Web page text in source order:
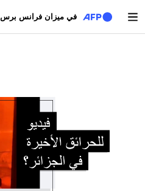
في ميزان فرانس برس
التبويبات الأساسية